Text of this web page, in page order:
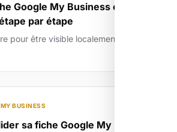
Google My Business en
par étape
pour être visible localement dès le
BUSINESS
sa fiche Google My